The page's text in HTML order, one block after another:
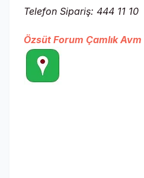
Telefon Sipariş: 444 11 10
Özsüt Forum Çamlık Avm